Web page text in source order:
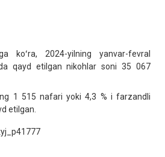
koʻra, 2024-yilning yanvar-fevral
qayd etilgan nikohlar soni 35 067
1 515 nafari yoki 4,3 % i farzandli
etilgan.